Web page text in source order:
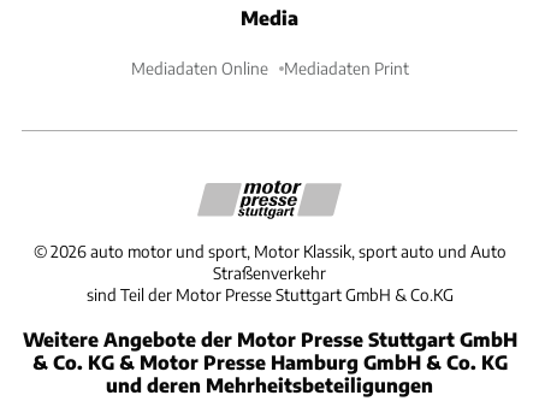
Media
Mediadaten Online Mediadaten Print
©2026 auto motor und sport, Motor Klassik, sport auto und Auto
Straßenverkehr
sind Teil der Motor Presse Stuttgart GmbH & Co.KG
Weitere Angebote der Motor Presse Stuttgart GmbH
& Co. KG & Motor Presse Hamburg GmbH & Co. KG
und deren Mehrheitsbeteiligungen